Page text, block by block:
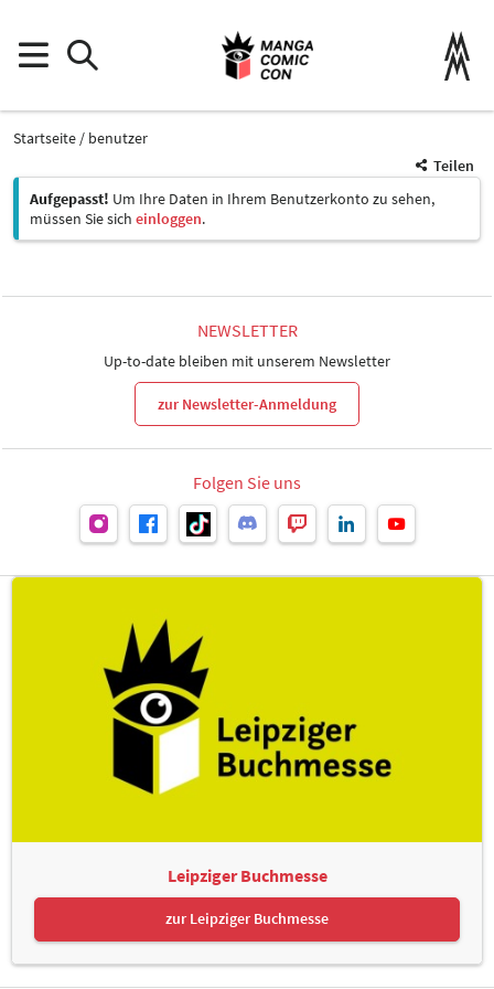
Startseite
benutzer
Teilen
Aufgepasst! Um Ihre Daten in Ihrem Benutzerkonto zu sehen,
müssen Sie sich einloggen.
NEWSLETTER
Up-to-date bleiben mit unserem Newsletter
zur Newsletter-Anmeldung
Folgen Sie uns
Leipziger Buchmesse
zur Leipziger Buchmesse